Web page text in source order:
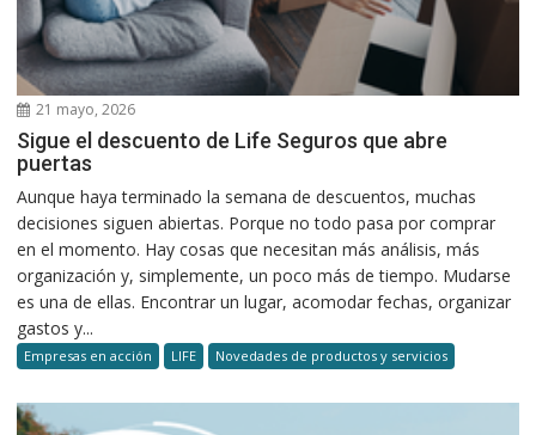
21 mayo, 2026
Sigue el descuento de Life Seguros que abre
puertas
Aunque haya terminado la semana de descuentos, muchas
decisiones siguen abiertas. Porque no todo pasa por comprar
en el momento. Hay cosas que necesitan más análisis, más
organización y, simplemente, un poco más de tiempo. Mudarse
es una de ellas. Encontrar un lugar, acomodar fechas, organizar
gastos y...
Empresas en acción LIFE Novedades de productos y servicios